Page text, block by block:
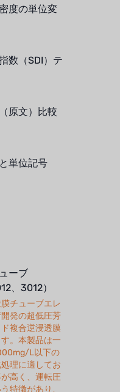
度の単位変
数（SDI）テ
原文）比較
単位記号
ーブ
、3012）
チューブエレ
発の超低圧芳
複合逆浸透膜
。本製品は一
L以下の
理に適してお
高く、運転圧
特徴があり、